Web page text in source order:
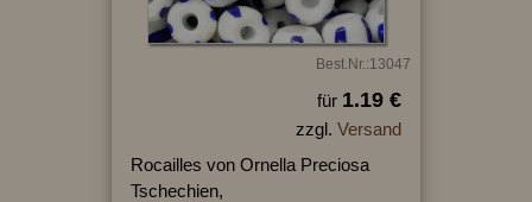
Best.Nr.:13047
für 1.19 €
zzgl. Versand
Rocailles von Ornella Preciosa
Tschechien,